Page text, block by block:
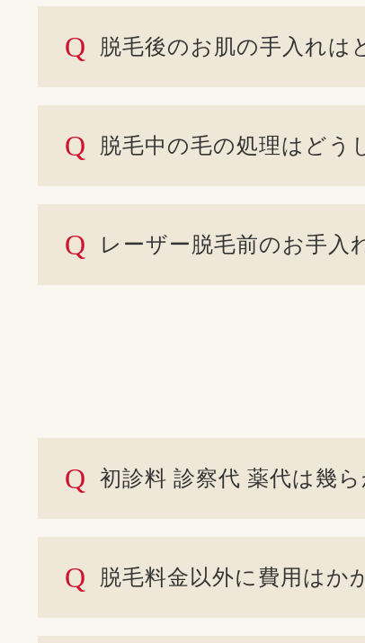
Q 脱毛後のお肌の手入れは
Q 脱毛中の毛の処理はどう
Q レーザー脱毛前のお手入
Q 初診料 診察代 薬代は幾
Q 脱毛料金以外に費用はか